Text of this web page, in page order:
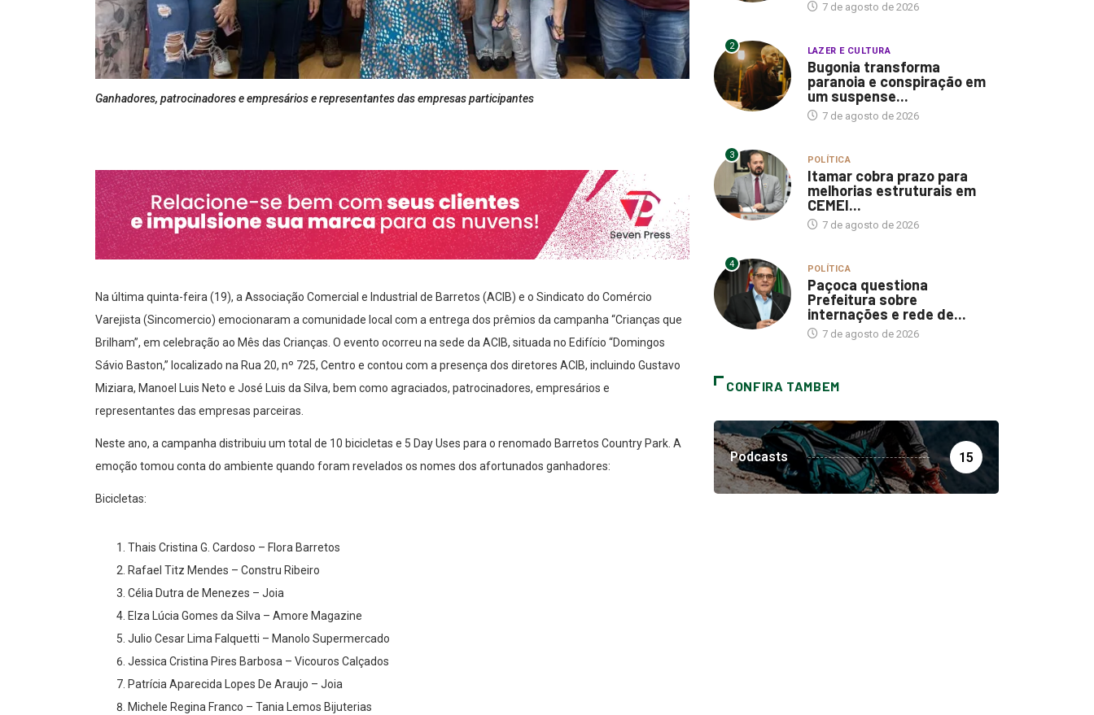
Ganhadores, patrocinadores e empresários e representantes das empresas participantes
Na última quinta-feira (19), a Associação Comercial e Industrial de Barretos (ACIB) e o Sindicato do Comércio
Varejista (Sincomercio) emocionaram a comunidade local com a entrega dos prêmios da campanha “Crianças que
Brilham”, em celebração ao Mês das Crianças. O evento ocorreu na sede da ACIB, situada no Edifício “Domingos
Sávio Baston,” localizado na Rua 20, nº 725, Centro e contou com a presença dos diretores ACIB, incluindo Gustavo
Miziara, Manoel Luis Neto e José Luis da Silva, bem como agraciados, patrocinadores, empresários e
representantes das empresas parceiras.
Neste ano, a campanha distribuiu um total de 10 bicicletas e 5 Day Uses para o renomado Barretos Country Park. A
emoção tomou conta do ambiente quando foram revelados os nomes dos afortunados ganhadores:
Bicicletas:
Thais Cristina G. Cardoso – Flora Barretos
Rafael Titz Mendes – Constru Ribeiro
Célia Dutra de Menezes – Joia
Elza Lúcia Gomes da Silva – Amore Magazine
Julio Cesar Lima Falquetti – Manolo Supermercado
Jessica Cristina Pires Barbosa – Vicouros Calçados
Patrícia Aparecida Lopes De Araujo – Joia
Michele Regina Franco – Tania Lemos Bijuterias
7 de agosto de 2026
2 LAZER E CULTURA
Bugonia transforma
paranoia e conspiração em
um suspense...
7 de agosto de 2026
3 POLÍTICA
Itamar cobra prazo para
melhorias estruturais em
CEMEI...
7 de agosto de 2026
4 POLÍTICA
Paçoca questiona
Prefeitura sobre
internações e rede de...
7 de agosto de 2026
CONFIRA TAMBEM
Podcasts 15